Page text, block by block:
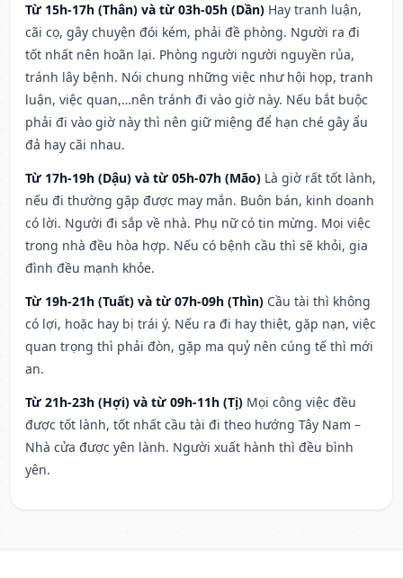
Từ 15h-17h (Thân) và từ 03h-05h (Dần) Hay tranh luận,
cãi cọ, gây chuyện đói kém, phải đề phòng. Người ra đi
tốt nhất nên hoãn lại. Phòng người người nguyền rủa,
tránh lây bệnh. Nói chung những việc như hội họp, tranh
luận, việc quan,…nên tránh đi vào giờ này. Nếu bắt buộc
phải đi vào giờ này thì nên giữ miệng để hạn ché gây ẩu
đả hay cãi nhau.
Từ 17h-19h (Dậu) và từ 05h-07h (Mão) Là giờ rất tốt lành,
nếu đi thường gặp được may mắn. Buôn bán, kinh doanh
có lời. Người đi sắp về nhà. Phụ nữ có tin mừng. Mọi việc
trong nhà đều hòa hợp. Nếu có bệnh cầu thì sẽ khỏi, gia
đình đều mạnh khỏe.
Từ 19h-21h (Tuất) và từ 07h-09h (Thìn) Cầu tài thì không
có lợi, hoặc hay bị trái ý. Nếu ra đi hay thiệt, gặp nạn, việc
quan trọng thì phải đòn, gặp ma quỷ nên cúng tế thì mới
an.
Từ 21h-23h (Hợi) và từ 09h-11h (Tị) Mọi công việc đều
được tốt lành, tốt nhất cầu tài đi theo hướng Tây Nam –
Nhà cửa được yên lành. Người xuất hành thì đều bình
yên.